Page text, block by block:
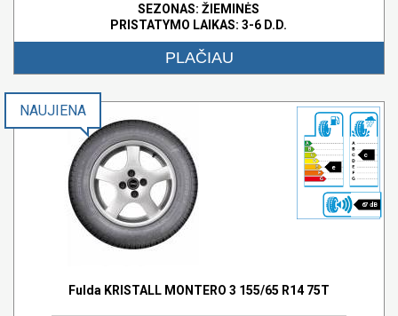
SEZONAS: ŽIEMINĖS
PRISTATYMO LAIKAS: 3-6 D.D.
PLAČIAU
e
c
67 dB
NAUJIENA
Fulda KRISTALL MONTERO 3 155/65 R14 75T